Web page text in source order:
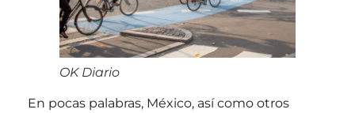
OK Diario
En pocas palabras, México, así como otros